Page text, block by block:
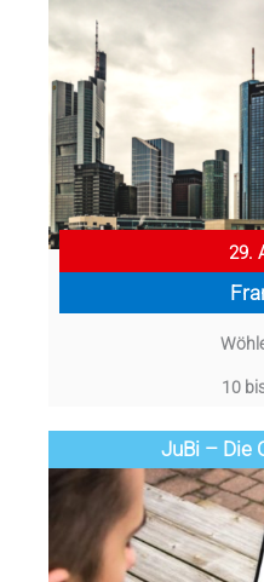
29.
10
JuBi – Die